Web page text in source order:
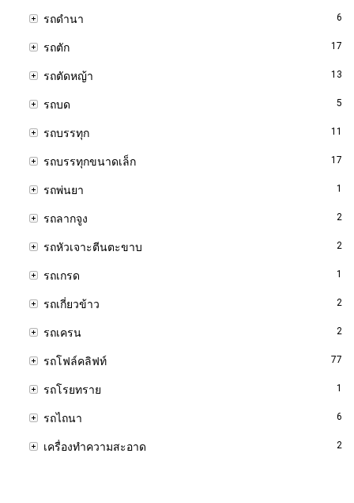
รถดำนา 6
รถตัก 17
รถตัดหญ้า 13
รถบด 5
รถบรรทุก 11
รถบรรทุกขนาดเล็ก 17
รถพ่นยา 1
รถลากจูง 2
รถหัวเจาะตีนตะขาบ 2
รถเกรด 1
รถเกี่ยวข้าว 2
รถเครน 2
รถโฟล์คลิฟท์ 77
รถโรยทราย 1
รถไถนา 6
เครื่องทำความสะอาด 2